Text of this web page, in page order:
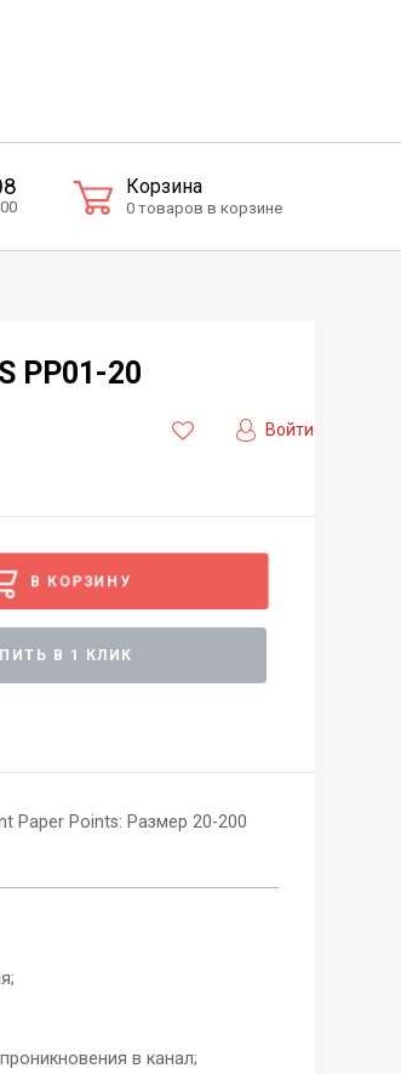
Войти
Корзина
0 товаров в корзине
PP01-20
В КОРЗИНУ
В 1 КЛИК
Points: Размер 20-200
в канал;